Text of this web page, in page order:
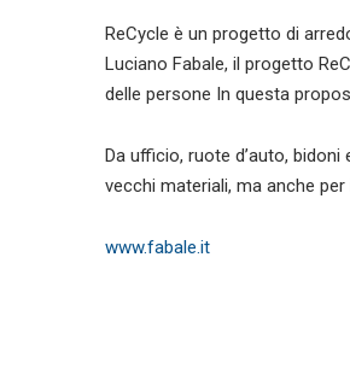
ReCycle è un progetto di
Luciano Fabale, il progetto
delle persone In questa
Da ufficio, ruote d’auto,
vecchi materiali, ma anche
www.fabale.it